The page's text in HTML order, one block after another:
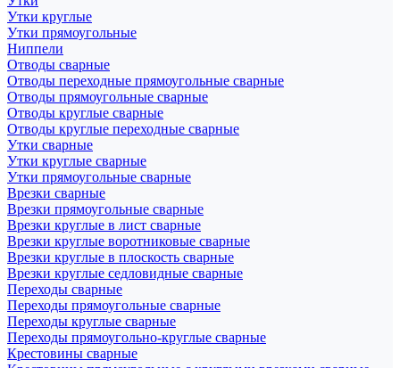
Утки круглые
Утки прямоугольные
Ниппели
Отводы сварные
Отводы переходные прямоугольные сварные
Отводы прямоугольные сварные
Отводы круглые сварные
Отводы круглые переходные сварные
Утки сварные
Утки круглые сварные
Утки прямоугольные сварные
Врезки сварные
Врезки прямоугольные сварные
Врезки круглые в лист сварные
Врезки круглые воротниковые сварные
Врезки круглые в плоскость сварные
Врезки круглые седловидные сварные
Переходы сварные
Переходы прямоугольные сварные
Переходы круглые сварные
Переходы прямоугольно-круглые сварные
Крестовины сварные